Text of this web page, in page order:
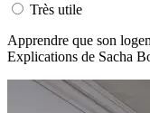
Très utile
Apprendre que son
Explications de Sacha